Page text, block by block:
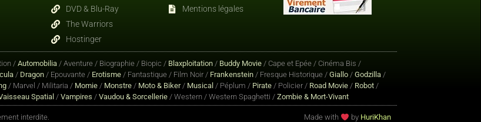
DVD & Blu-Ray
The Warriors
Hostinger
Mentions légales
/Automobilia / Aventure / Biographie / Biopic / Blaxploitation / Buddy Movie / Cape et Epée / Cinéma Bis /
/ Dragon / Epouvante / Erotisme / Fantastique / Film Noir / Frankenstein / Fresque Historique / Giallo / Godzilla /
/ Marvel / Militaria / Momie / Monstre / Moto & Biker/ Musical / Péplum / Pirate / Policier / Road Movie / Robot /
Spatial / Vampires / Vaudou & Sorcellerie / Western / Western Spaghetti / Zombie & Mort-Vivant
interdite. Made with by HuriKhan